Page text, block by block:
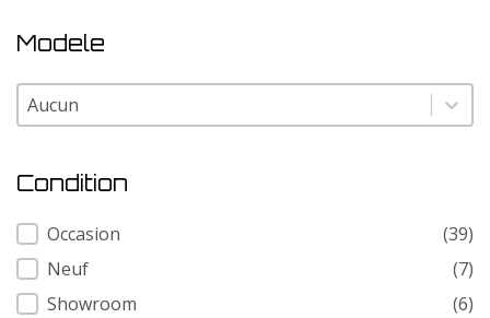
Modele
Modele
Modele
Condition
Condition
Occasion
(39)
Neuf
(7)
Showroom
(6)